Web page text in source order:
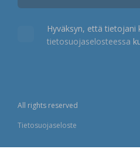
Hyväksyn, että tietojani
tietosuojaselosteessa
All rights reserved
Tietosuojaseloste